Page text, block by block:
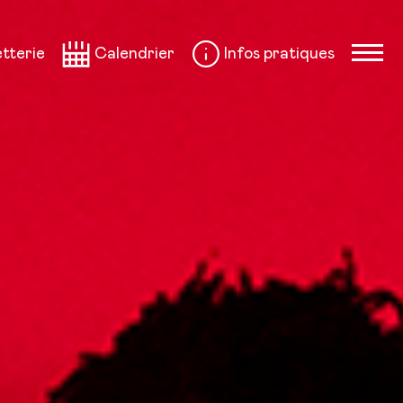
Calendrier Infos pratiques